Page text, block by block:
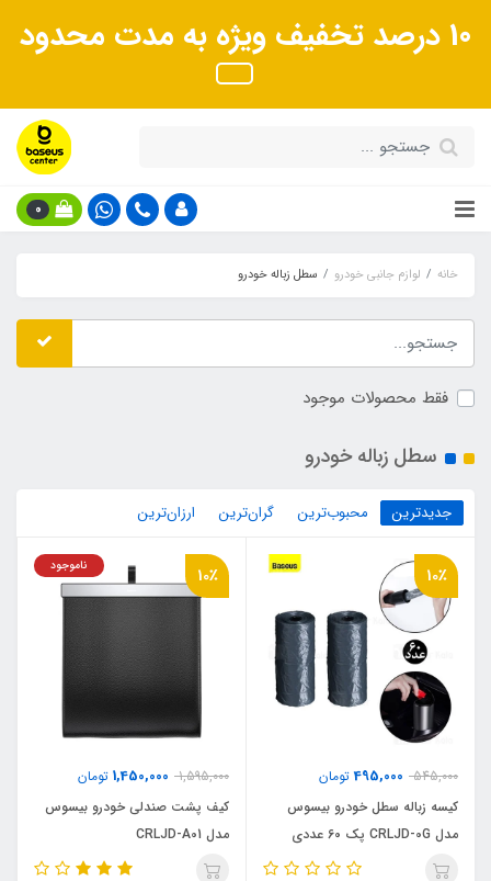
10 درصد تخفیف ویژه به مدت محدود
0
خانه لوازم جانبی خودرو سطل زباله خودرو
فقط محصولات موجود
سطل زباله خودرو
جدیدترین محبوب‌ترین گران‌ترین ارزان‌ترین
10٪
545,000
495,000تومان
کیسه زباله سطل خودرو بیسوس
مدل CRLJD-0G پک 60 عددی
10٪
1,595,000
1,450,000 تومان
ناموجود
کیف پشت صندلی خودرو بیسوس
مدل CRLJD-A01